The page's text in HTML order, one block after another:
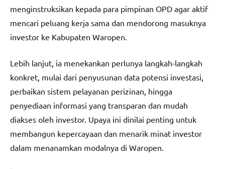
menginstruksikan kepada para pimpinan OPD agar aktif
mencari peluang kerja sama dan mendorong masuknya
investor ke Kabupaten Waropen.
Lebih lanjut, ia menekankan perlunya langkah-langkah
konkret, mulai dari penyusunan data potensi investasi,
perbaikan sistem pelayanan perizinan, hingga
penyediaan informasi yang transparan dan mudah
diakses oleh investor. Upaya ini dinilai penting untuk
membangun kepercayaan dan menarik minat investor
dalam menanamkan modalnya di Waropen.